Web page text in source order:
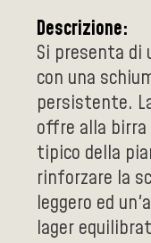
Descrizione:
Si presenta di
con una
persistente.
offre alla
tipico della
rinforzare la
leggero ed
lager